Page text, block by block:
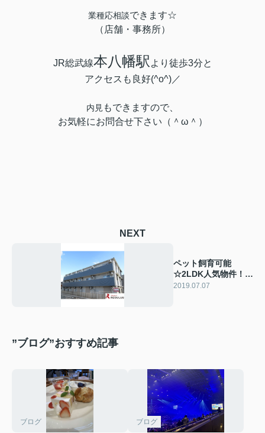
業種応相談できます☆
（店舗・事務所）
JR総武線本八幡駅 より徒歩3分と
アクセスも良好(^o^)／
内見 もできますので、
お気軽にお問合せ下さい（＾ω＾）
NEXT
ペット飼育可能
☆2LDK人気物件！
【船橋エリア】
2019.07.07
”ブログ”おすすめ記事
ブログ ブログ